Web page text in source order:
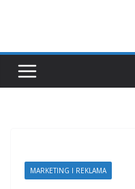
MARKETING I REKLAMA